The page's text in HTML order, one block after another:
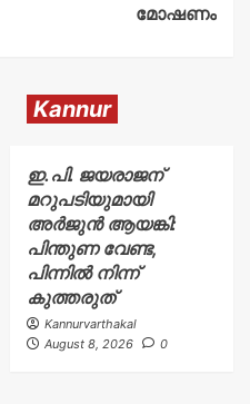
മോഷണം
Kannur
ഇ.പി. ജയരാജന്
മറുപടിയുമായി
അർജുൻ ആയങ്കി:
പിന്തുണ വേണ്ട,
പിന്നിൽ നിന്ന്
കുത്തരുത്
Kannurvarthakal
August 8, 2026
0